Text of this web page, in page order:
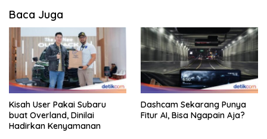
Baca Juga
Kisah User Pakai Subaru
buat Overland, Dinilai
Hadirkan Kenyamanan
Dashcam Sekarang Punya
Fitur AI, Bisa Ngapain Aja?